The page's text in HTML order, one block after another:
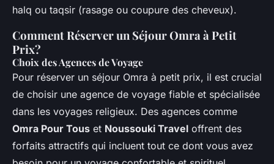
halq ou taqsir (rasage ou coupure des cheveux).
Comment Réserver un Séjour Omra à Petit
Prix?
Choix des Agences de Voyage
Pour réserver un séjour Omra à petit prix, il est crucial
de choisir une agence de voyage fiable et spécialisée
dans les voyages religieux. Des agences comme
Omra Pour Tous et Noussouki Travel offrent des
forfaits attractifs qui incluent tout ce dont vous avez